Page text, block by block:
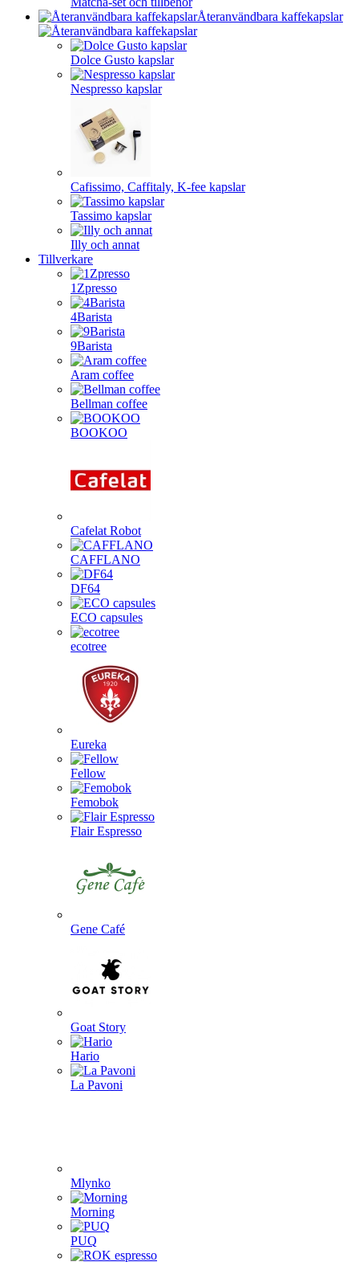
Återanvändbara kaffekapslar
Dolce Gusto kapslar
Nespresso kapslar
Cafissimo, Caffitaly, K-fee kapslar
Tassimo kapslar
Illy och annat
Tillverkare
1Zpresso
4Barista
9Barista
Aram coffee
Bellman coffee
BOOKOO
Cafelat Robot
CAFFLANO
DF64
ECO capsules
ecotree
Eureka
Fellow
Femobok
Flair Espresso
Gene Café
Goat Story
Hario
La Pavoni
Mlynko
Morning
PUQ